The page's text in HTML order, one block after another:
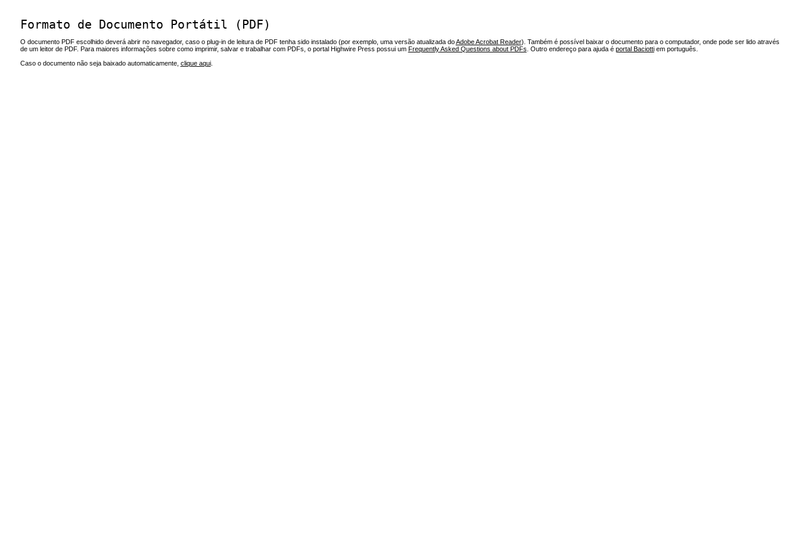
Formato de Documento Portátil (PDF)
O documento PDF escolhido deverá abrir no navegador, caso o plug-in de leitura de PDF tenha sido instalado (por exemplo, uma versão atualizada doAdobe Acrobat Reader). Também é possível baixar o documento para o computador, onde pode ser lido através
de um leitor de PDF. Para maiores informações sobre como imprimir, salvar e trabalhar com PDFs, o portal Highwire Press possui um Frequently Asked Questions about PDFs . Outro endereço para ajuda é portal Baciottiem português.
Caso o documento não seja baixado automaticamente, clique aqui.